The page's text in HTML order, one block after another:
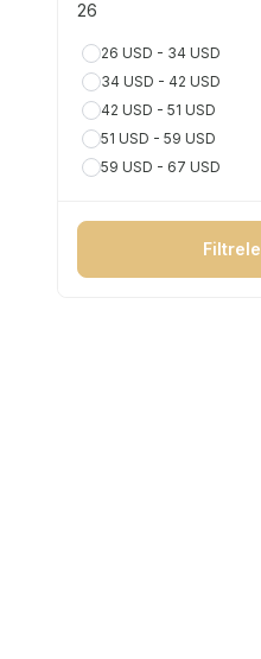
26 USD - 34 USD
34 USD - 42 USD
42 USD - 51 USD
51 USD - 59 USD
59 USD - 67 USD
Filtrele